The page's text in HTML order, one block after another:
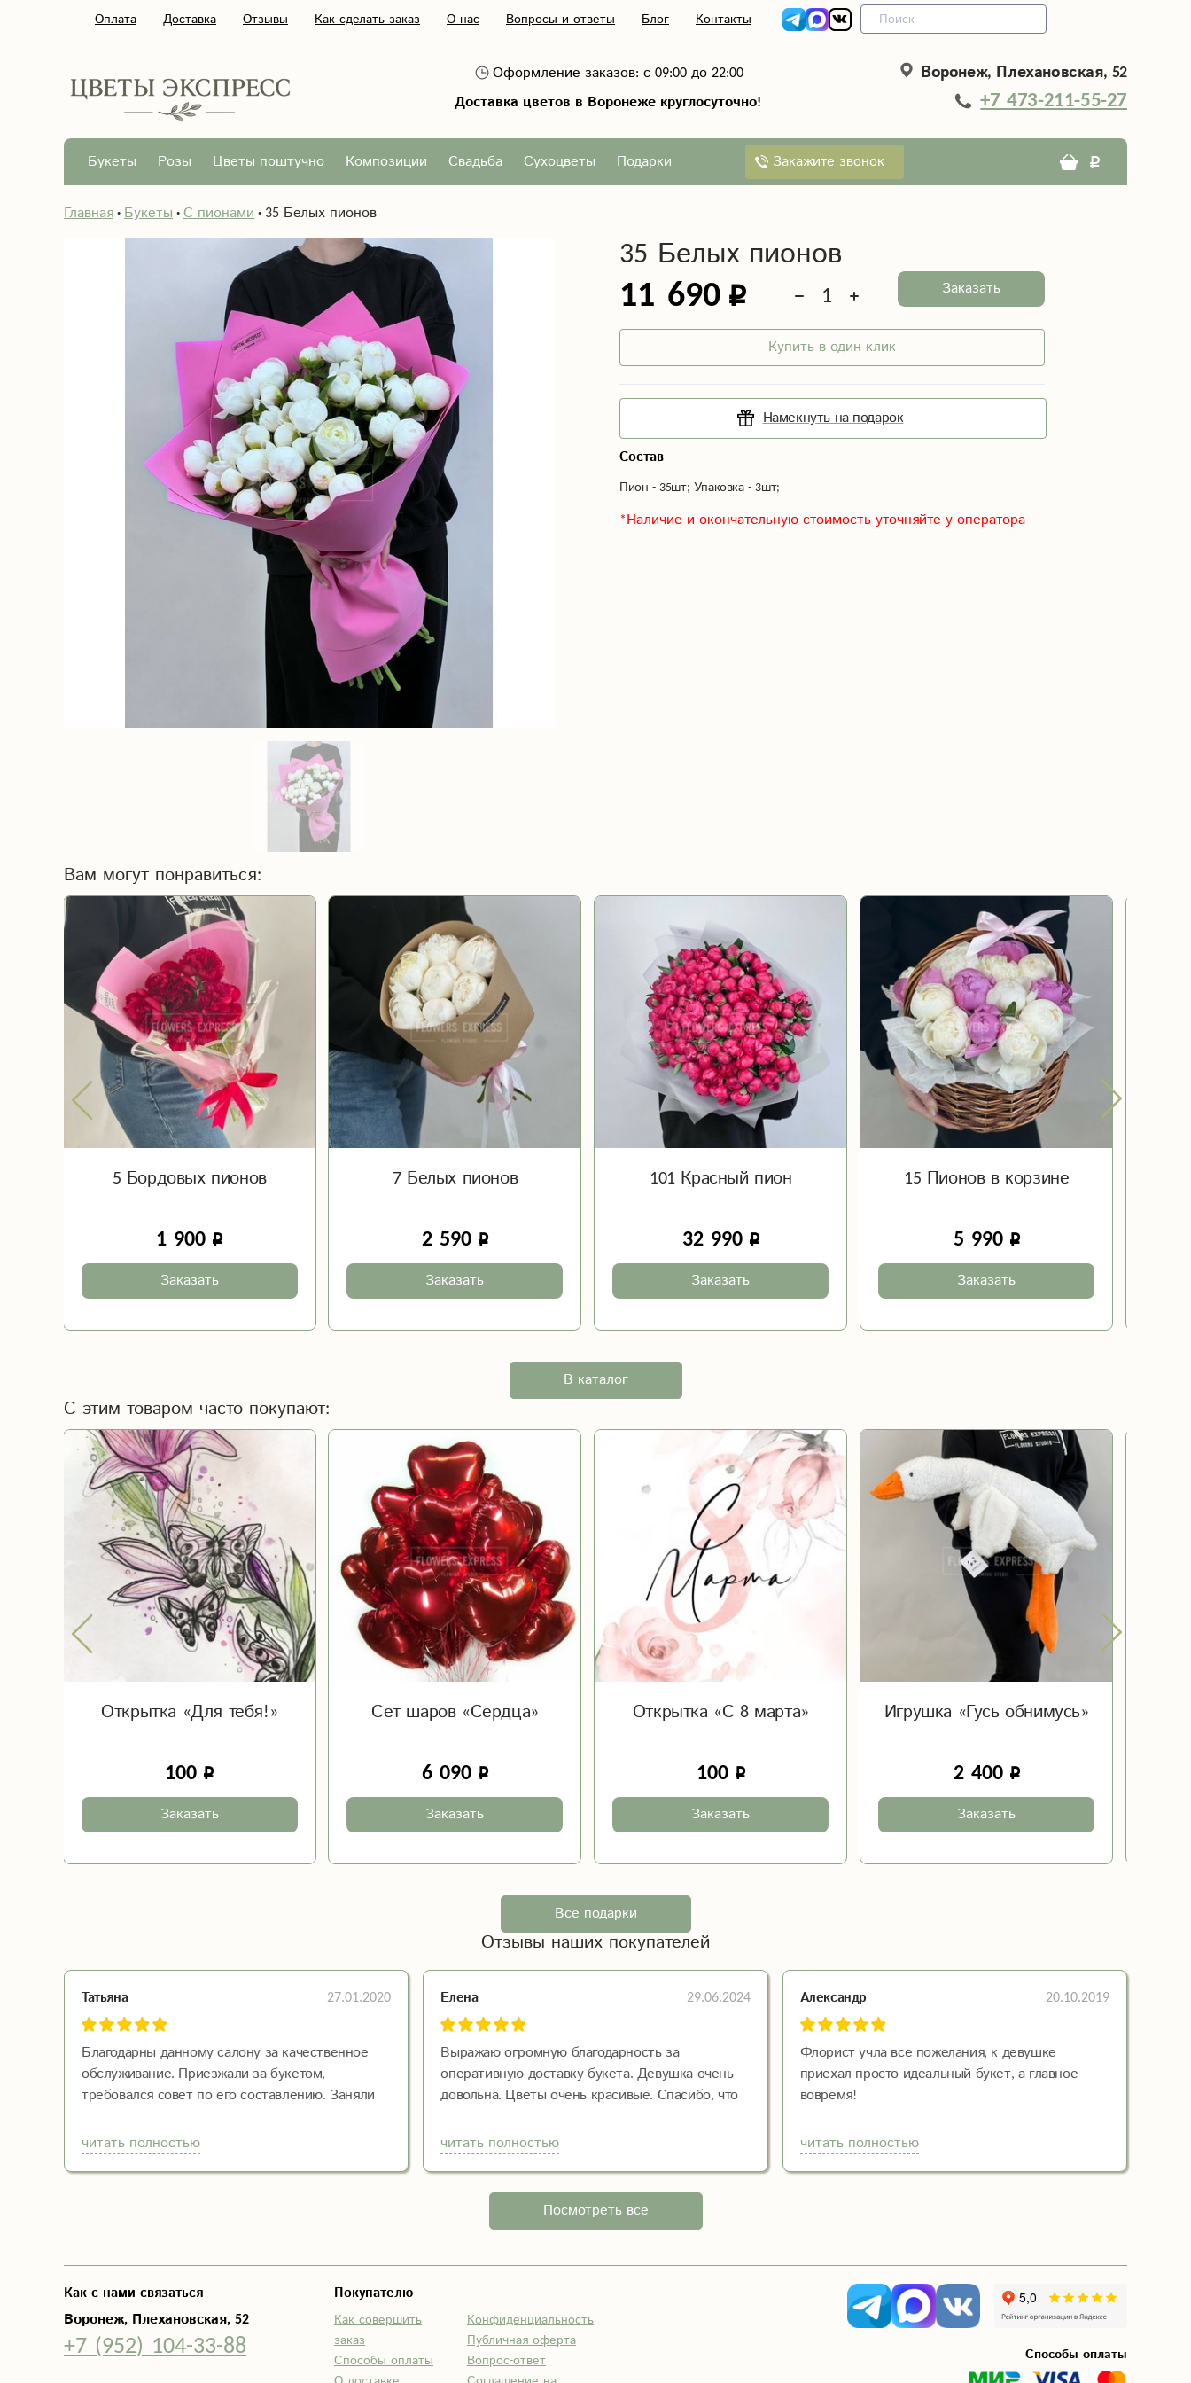
Оплата Доставка Отзывы Как сделать заказ О нас Вопросы и ответы Блог Контакты
Оформление заказов: с 09:00 до 22:00
Доставка цветов в Воронеже круглосуточно!
Воронеж, Плехановская, 52
+7 473-211-55-27
Букеты Розы Цветы поштучно Композиции Свадьба Сухоцветы Подарки Закажите звонок
Главная Букеты С пионами 35 Белых пионов
35 Белых пионов
11 690 Заказать
Купить в один клик
Намекнуть на подарок
Состав
Пион - 35шт; Упаковка - 3шт;
*Наличие и окончательную стоимость уточняйте у оператора
Вам могут понравиться:
5 Бордовых пионов
1 900
Заказать
7 Белых пионов
2 590
Заказать
101 Красный пион
32 990
Заказать
15 Пионов в корзине
5 990
Заказать
В каталог
С этим товаром часто покупают:
Открытка «Для тебя!»
100
Заказать
Сет шаров «Сердца»
6 090
Заказать
Открытка «С 8 марта»
100
Заказать
Игрушка «Гусь обнимусь»
2 400
Заказать
Все подарки
Отзывы наших покупателей
Татьяна 27.01.2020
Благодарны данному салону за качественное
обслуживание. Приезжали за букетом,
требовался совет по его составлению. Заняли
была очень учтива, вежлива, предлагала разные
альтернативные варианты. И по итогу мы
добились именно того результата, которого
читать полностью
Елена 29.06.2024
Выражаю огромную благодарность за
оперативную доставку букета. Девушка очень
довольна. Цветы очень красивые. Спасибо, что
читать полностью
Александр 20.10.2019
Флорист учла все пожелания, к девушке
приехал просто идеальный букет, а главное
вовремя!
читать полностью
Посмотреть все
Как с нами связаться
Воронеж, Плехановская, 52
+7 (952) 104-33-88
Покупателю
Как совершить
заказ
Способы оплаты
Конфиденциальность
Публичная оферта
Вопрос-ответ
Способы оплаты